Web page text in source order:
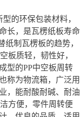
的环保包装材料，
长，是瓦楞纸板寿命
纸制瓦楞板的趋势，
板质轻，韧性好，
型的PP中空板周转
称为物流箱，广泛用
，能耐酸耐碱、耐油
方便，零件周转便